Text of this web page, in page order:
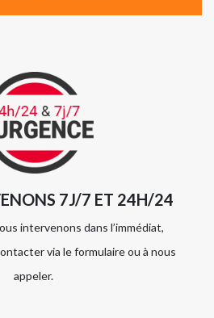
7J/7 ET 24H/24
intervenons dans l’immédiat,
via le formulaire ou à nous
appeler.